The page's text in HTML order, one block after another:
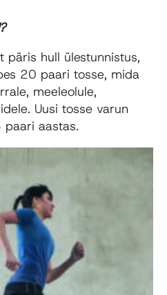
hull ülestunnistus,
20 paari tosse, mida
meeleolule,
Uusi tosse varun
aastas.